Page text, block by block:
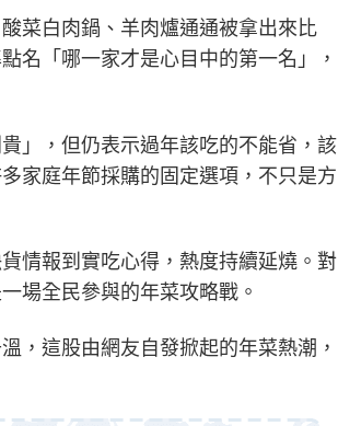
菜白肉鍋、羊肉爐通通被拿出來比
名「哪一家才是心目中的第一名」，
」，但仍表示過年該吃的不能省，該
家庭年節採購的固定選項，不只是方
情報到實吃心得，熱度持續延燒。對
場全民參與的年菜攻略戰。
，這股由網友自發掀起的年菜熱潮，